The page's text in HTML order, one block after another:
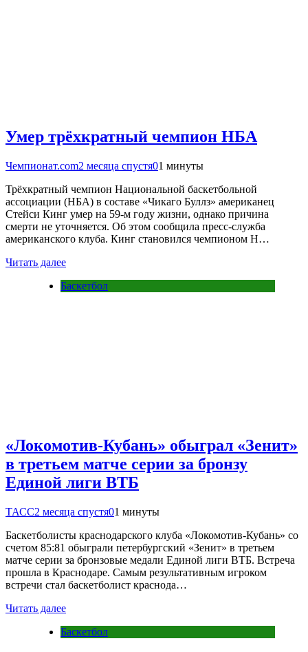
Умер трёхкратный чемпион НБА
Чемпионат.com2 месяца спустя01 минуты
Трёхкратный чемпион Национальной баскетбольной
ассоциации (НБА) в составе «Чикаго Буллз» американец
Стейси Кинг умер на 59-м году жизни, однако причина
смерти не уточняется. Об этом сообщила пресс-служба
американского клуба. Кинг становился чемпионом Н…
Читать далее
Баскетбол
«Локомотив-Кубань» обыграл «Зенит»
в третьем матче серии за бронзу
Единой лиги ВТБ
ТАСС2 месяца спустя01 минуты
Баскетболисты краснодарского клуба «Локомотив-Кубань» со
счетом 85:81 обыграли петербургский «Зенит» в третьем
матче серии за бронзовые медали Единой лиги ВТБ. Встреча
прошла в Краснодаре. Самым результативным игроком
встречи стал баскетболист краснода…
Читать далее
Баскетбол